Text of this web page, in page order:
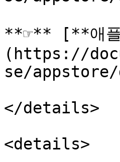
**☞** [**애플
(https://
se/
</details>
<details>